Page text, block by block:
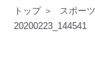
トップ＞ スポー
20200223_144541